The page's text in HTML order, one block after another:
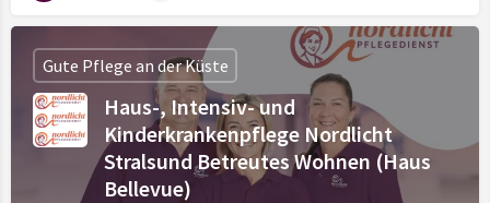
Haus-, Intensiv- und
Kinderkrankenpflege Nordlicht
Stralsund Betreutes Wohnen (Haus
Bellevue)
Gute Pflege an der Küste